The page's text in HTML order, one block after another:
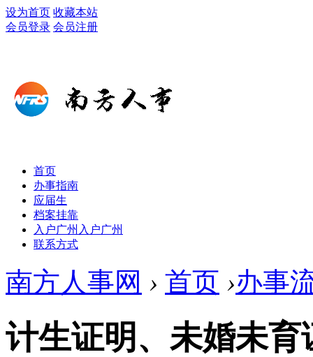
设为首页 收藏本站
会员登录 会员注册
首页
办事指南
应届生
档案挂靠
入户广州 入户广州
联系方式
南方人事网 › 首页 ›办事
计生证明、未婚未育